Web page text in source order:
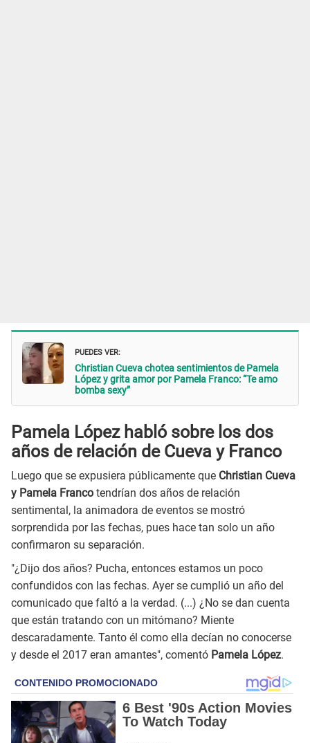
PUEDES VER:
Christian Cueva chotea sentimientos de Pamela
López y grita amor por Pamela Franco: “Te amo
bomba sexy”
Pamela López habló sobre los dos
años de relación de Cueva y Franco
Luego que se expusiera públicamente que Christian Cueva
y Pamela Franco tendrían dos años de relación
sentimental, la animadora de eventos se mostró
sorprendida por las fechas, pues hace tan solo un año
confirmaron su separación.
"¿Dijo dos años? Pucha, entonces estamos un poco
confundidos con las fechas. Ayer se cumplió un año del
comunicado que faltó a la verdad. (...) ¿No se dan cuenta
que están tratando con un mitómano? Miente
descaradamente. Tanto él como ella decían no conocerse
y desde el 2017 eran amantes", comentó Pamela López.